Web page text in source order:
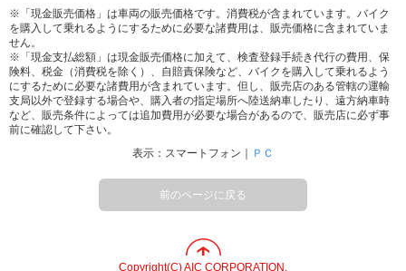
※「現金販売価格」は車両の販売価格です。消費税が含まれています。バイク
を購入して乗れるようにするために必要な諸費用は、販売価格に含まれていま
せん。
※「現金支払総額」は現金販売価格に加えて、検査登録手続き代行の費用、保
険料、税金（消費税を除く）、自賠責保険など、バイクを購入して乗れるよう
にするために必要な諸費用が含まれています。但し、販売店のある管轄の運輸
支局以外で登録する場合や、購入者の指定場所へ陸送納車したり、遠方納車時
など、販売条件によっては追加費用が必要な場合があるので、販売店に必ず事
前に確認して下さい。
表示：スマートフォン｜
ＰＣ
前のページに戻る
Copyright(C) AIC CORPORATION.